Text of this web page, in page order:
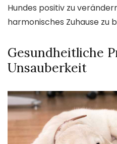
Hundes positiv zu
harmonisches Zuhause zu
Gesundheitliche
Unsauberkeit